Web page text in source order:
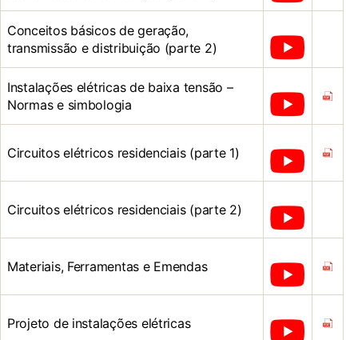
Conceitos básicos de geração,
transmissão e distribuição (parte 2)
Instalações elétricas de baixa tensão –
Normas e simbologia
Circuitos elétricos residenciais (parte 1)
Circuitos elétricos residenciais (parte 2)
Materiais, Ferramentas e Emendas
Projeto de instalações elétricas